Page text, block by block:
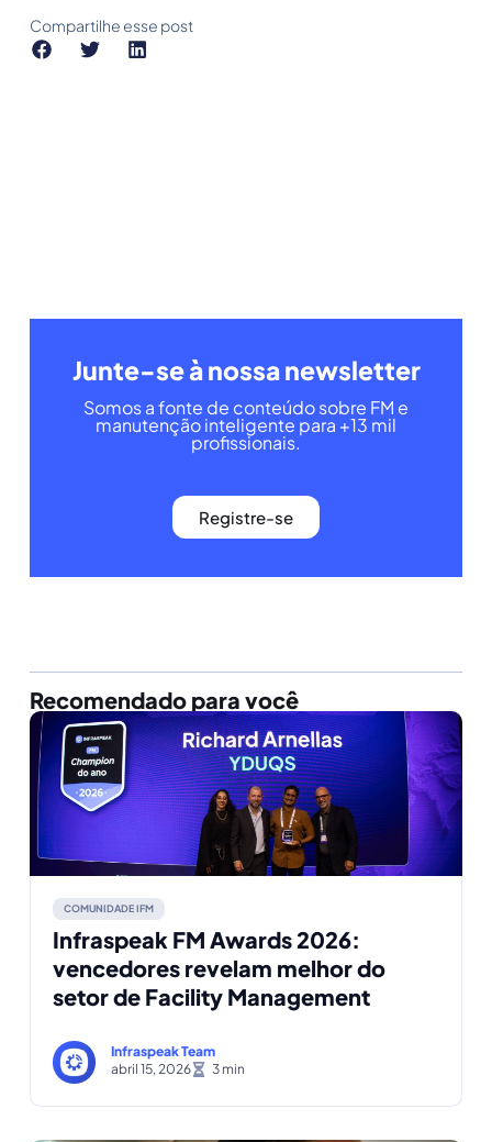
Compartilhe esse post
Junte-se à nossa newsletter
Somos a fonte de conteúdo sobre FM e
manutenção inteligente para +13 mil
profissionais.
Registre-se
Recomendado para você
COMUNIDADE IFM
Infraspeak FM Awards 2026:
vencedores revelam melhor do
setor de Facility Management
Infraspeak Team
abril 15, 2026